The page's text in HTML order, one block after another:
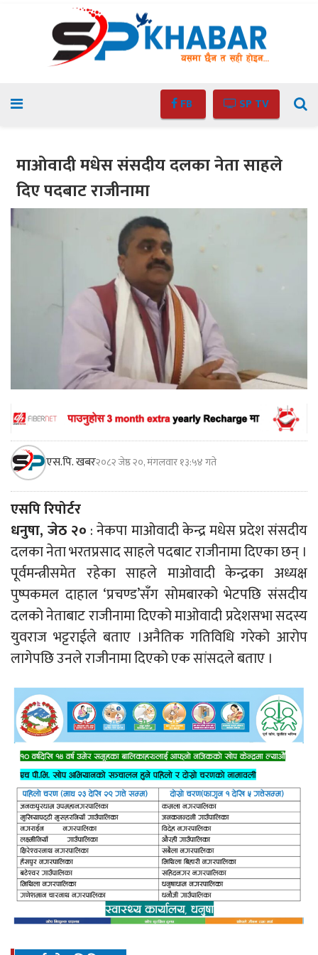
FB SP TV
माओवादी मधेस संसदीय दलका नेता साहले
दिए पदबाट राजीनामा
एस.पि. खबर२०८२ जेष्ठ २०, मंगलवार १३:५४ गते
एसपि रिपोर्टर
धनुषा, जेठ २० : नेकपा माओवादी केन्द्र मधेस प्रदेश संसदीय
दलका नेता भरतप्रसाद साहले पदबाट राजीनामा दिएका छन् ।
पूर्वमन्त्रीसमेत रहेका साहले माओवादी केन्द्रका अध्यक्ष
पुष्पकमल दाहाल ‘प्रचण्ड’सँग सोमबारको भेटपछि संसदीय
दलको नेताबाट राजीनामा दिएको माओवादी प्रदेशसभा सदस्य
युवराज भट्टराईले बताए ।अनैतिक गतिविधि गरेको आरोप
लागेपछि उनले राजीनामा दिएको एक सांसदले बताए ।